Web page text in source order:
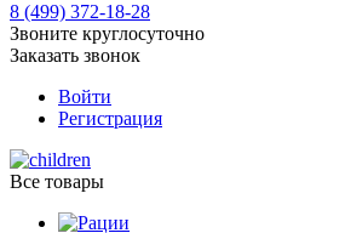
8 (499) 372-18-28
Звоните круглосуточно
Заказать звонок
Войти
Регистрация
Все товары